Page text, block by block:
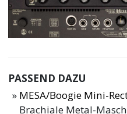
PASSEND DAZU
MESA/Boogie Mini-
Brachiale Metal-